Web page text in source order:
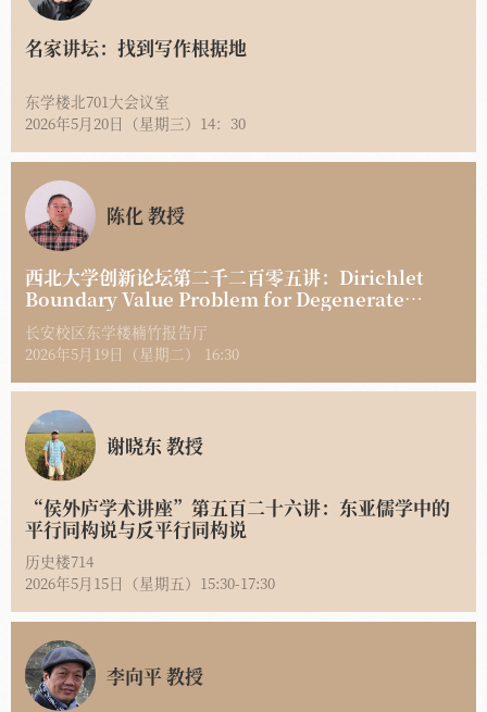
名家讲坛：找到写作根据地
东学楼北701大会议室
2026年5月20日（星期三）14：30
陈化 教授
西北大学创新论坛第二千二百零五讲：Dirichlet
Boundary Value Problem for Degenerate
Elliptic Equations
长安校区东学楼楠竹报告厅
2026年5月19日（星期二） 16:30
谢晓东 教授
“侯外庐学术讲座”第五百二十六讲：东亚儒学中的
平行同构说与反平行同构说
历史楼714
2026年5月15日（星期五）15:30-17:30
李向平 教授